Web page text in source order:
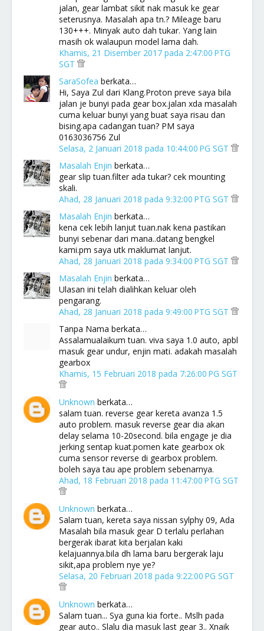
jalan, gear lambat sikit nak masuk ke gear
seterusnya. Masalah apa tn.? Mileage baru
130+++. Minyak auto dah tukar. Yang lain
masih ok walaupun model lama dah.
Khamis, 21 Disember 2017 pada 2:47:00 PTG
SGT
SaraSofea berkata…
Hi, Saya Zul dari Klang.Proton preve saya bila
jalan je bunyi pada gear box.jalan xda masalah
cuma keluar bunyi yang buat saya risau dan
bising.apa cadangan tuan? PM saya
0163036756 Zul
Selasa, 2 Januari 2018 pada 10:44:00 PG SGT
Masalah Enjin berkata…
gear slip tuan.filter ada tukar? cek mounting
skali.
Ahad, 28 Januari 2018 pada 9:32:00 PTG SGT
Masalah Enjin berkata…
kena cek lebih lanjut tuan.nak kena pastikan
bunyi sebenar dari mana..datang bengkel
kami.pm saya utk maklumat lanjut.
Ahad, 28 Januari 2018 pada 9:34:00 PTG SGT
Masalah Enjin berkata…
Ulasan ini telah dialihkan keluar oleh
pengarang.
Ahad, 28 Januari 2018 pada 9:49:00 PTG SGT
Tanpa Nama berkata…
Assalamualaikum tuan. viva saya 1.0 auto, apbl
masuk gear undur, enjin mati. adakah masalah
gearbox
Khamis, 15 Februari 2018 pada 7:26:00 PG SGT
Unknown berkata…
salam tuan. reverse gear kereta avanza 1.5
auto problem. masuk reverse gear dia akan
delay selama 10-20second. bila engage je dia
jerking sentap kuat.pomen kate gearbox ok
cuma sensor reverse di gearbox problem.
boleh saya tau ape problem sebenarnya.
Ahad, 18 Februari 2018 pada 11:47:00 PTG SGT
Unknown berkata…
Salam tuan, kereta saya nissan sylphy 09, Ada
Masalah bila masuk gear D terlalu perlahan
bergerak ibarat kita berjalan kaki
kelajuannya.bila dh lama baru bergerak laju
sikit,apa problem nye ye?
Selasa, 20 Februari 2018 pada 9:22:00 PG SGT
Unknown berkata…
Salam tuan... Sya guna kia forte.. Mslh pada
gear auto.. Slalu dia masuk last gear 3.. Xnaik